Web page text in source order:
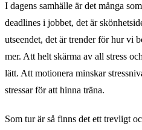
I dagens samhälle är det många
deadlines i jobbet, det är
utseendet, det är trender för hur vi
mer. Att helt skärma av all stress
lätt. Att motionera minskar
stressar för att hinna träna.
Som tur är så finns det ett trevligt